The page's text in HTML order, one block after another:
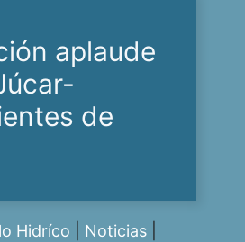
aplaude
de
Hidríco Noticias